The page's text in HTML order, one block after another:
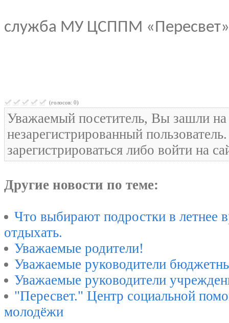
служба МУ ЦСППМ «Пересвет»
(голосов: 0)
Уважаемый посетитель, Вы зашли на
незарегистрированный
зарегистрироваться либо войти на
Другие новости по теме:
Что выбирают подростки в летнее
отдыхать.
Уважаемые родители!
Уважаемые руководители
Уважаемые руководители
"Пересвет." Центр социальной
молодёжи